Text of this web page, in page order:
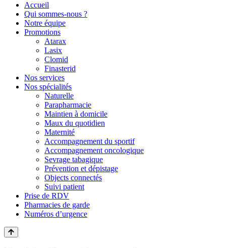
Accueil
Qui sommes-nous ?
Notre équipe
Promotions
Atarax
Lasix
Clomid
Finasterid
Nos services
Nos spécialités
Naturelle
Parapharmacie
Maintien à domicile
Maux du quotidien
Maternité
Accompagnement du sportif
Accompagnement oncologique
Sevrage tabagique
Prévention et dépistage
Objects connectés
Suivi patient
Prise de RDV
Pharmacies de garde
Numéros d’urgence